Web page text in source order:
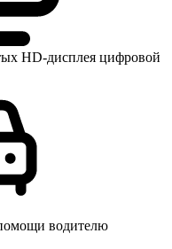
HD-дисплея цифровой
водителю